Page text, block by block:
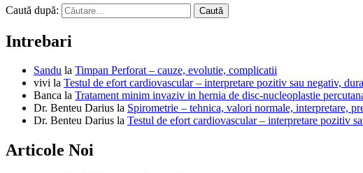
Caută după:
Intrebari
Sandu la Timpan Perforat – cauze, evolutie, complicatii
vivi la Testul de efort cardiovascular – interpretare pozitiv sau negativ,
Banca la Tratament minim invaziv in hernia de disc-nucleoplastie
Dr. Benteu Darius la Spirometrie – tehnica, valori normale, interpretare,
Dr. Benteu Darius la Testul de efort cardiovascular – interpretare pozitiv
Articole Noi